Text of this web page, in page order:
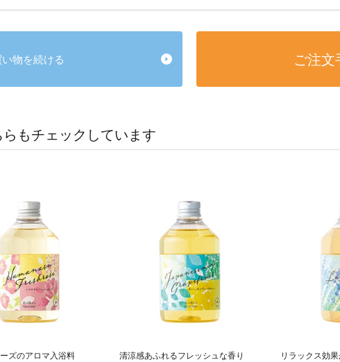
物を続ける ご注文
もチェックしています
ズのアロマ入浴料
清涼感あふれるフレッシュな香り
リラックス効